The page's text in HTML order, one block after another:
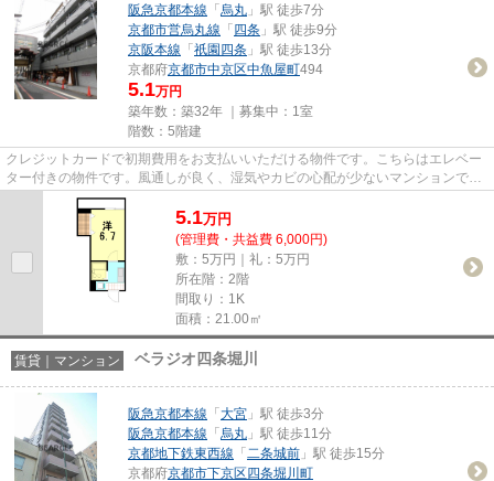
阪急京都本線 「 烏丸 」駅 徒歩7分
京都市営烏丸線 「 四条 」駅 徒歩9分
京阪本線 「 祇園四条 」駅 徒歩13分
京都府京都市中京区中魚屋町494
5.1万円
築年数：築32年 ｜募集中： 1室
階数：5階建
クレジットカードで初期費用をお支払いいただける物件です。こちらはエレベー
ター付きの物件です。風通しが良く、湿気やカビの心配が少ないマンションで
す。「いらかはやしじ(甍林治)...
5.1万円
(管理費・共益費 6,000円)
敷：5万円｜礼：5万円
所在階：2階
間取り：1K
面積：21.00㎡
賃貸｜マンション ベラジオ四条堀川
阪急京都本線 「 大宮 」駅 徒歩3分
阪急京都本線 「 烏丸 」駅 徒歩11分
京都地下鉄東西線 「 二条城前 」駅 徒歩15分
京都府京都市下京区 四条堀川町